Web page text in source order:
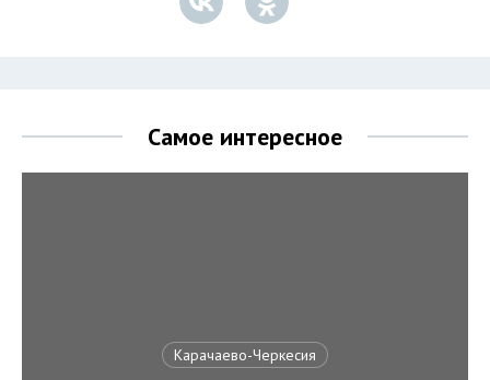
Самое интересное
Карачаево-Черкесия